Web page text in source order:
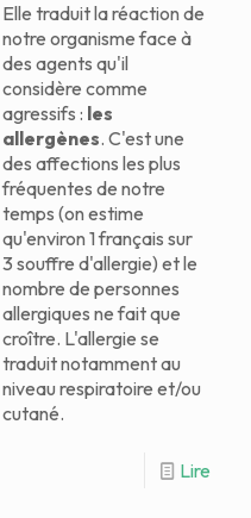
Elle traduit la réaction de
notre organisme face à
des agents qu'il
considère comme
agressifs : les
allergènes. C'est une
des affections les plus
fréquentes de notre
temps (on estime
qu'environ 1 français sur
3 souffre d'allergie) et le
nombre de personnes
allergiques ne fait que
croître. L'allergie se
traduit notamment au
niveau respiratoire et/ou
cutané.
Lire